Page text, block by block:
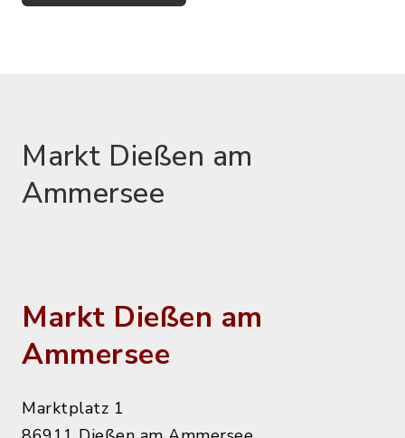
Markt Dießen am
Ammersee
Markt Dießen am
Ammersee
Marktplatz 1